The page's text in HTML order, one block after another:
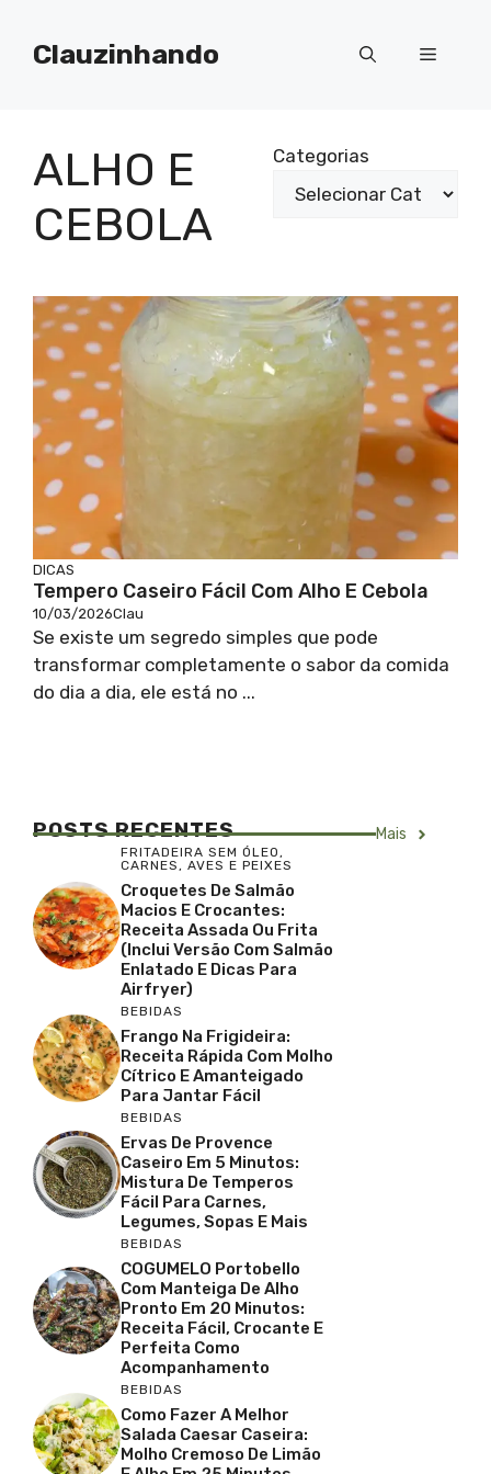
paraClauzinhando Menu
ALHO E
CEBOLA
Categorias
DICAS
Tempero Caseiro Fácil Com Alho E Cebola
10/03/2026Clau
Se existe um segredo simples que pode
transformar completamente o sabor da comida
do dia a dia, ele está no ...
POSTS RECENTES Mais
FRITADEIRA SEM ÓLEO,
CARNES, AVES E PEIXES
Croquetes De Salmão
Macios E Crocantes:
Receita Assada Ou Frita
(inclui Versão Com Salmão
Enlatado E Dicas Para
Airfryer)
BEBIDAS
Frango Na Frigideira:
Receita Rápida Com Molho
Cítrico E Amanteigado
Para Jantar Fácil
BEBIDAS
Ervas De Provence
Caseiro Em 5 Minutos:
Mistura De Temperos
Fácil Para Carnes,
Legumes, Sopas E Mais
BEBIDAS
COGUMELO Portobello
Com Manteiga De Alho
Pronto Em 20 Minutos:
Receita Fácil, Crocante E
Perfeita Como
Acompanhamento
BEBIDAS
Como Fazer A Melhor
Salada Caesar Caseira:
Molho Cremoso De Limão